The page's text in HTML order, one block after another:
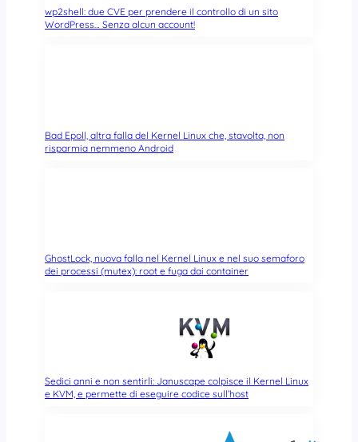
wp2shell: due CVE per prendere il controllo di un sito
WordPress… Senza alcun account!
Bad Epoll, altra falla del Kernel Linux che, stavolta, non
risparmia nemmeno Android
GhostLock, nuova falla nel Kernel Linux e nel suo semaforo
dei processi (mutex): root e fuga dai container
Sedici anni e non sentirli: Januscape colpisce il Kernel Linux
e KVM, e permette di eseguire codice sull’host